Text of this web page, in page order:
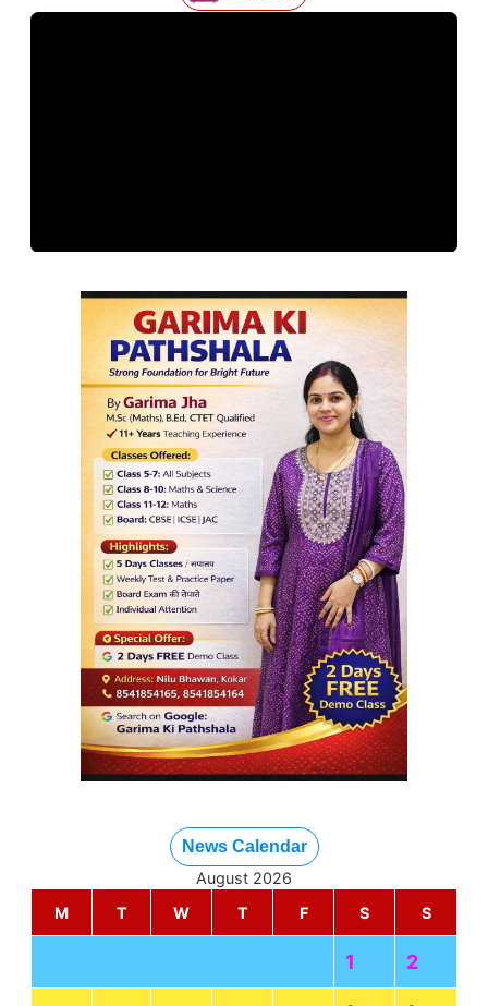
News Calendar
August 2026
M
T W T F S S
1 2